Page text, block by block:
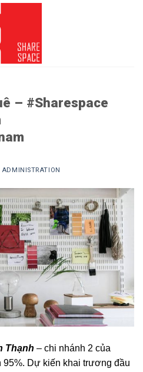
– #Sharespace
ADMINISTRATION
Thạnh – chi nhánh 2 của
95%. Dự kiến khai trương đầu